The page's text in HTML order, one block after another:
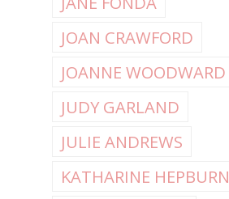
JOAN CRAWFORD
JOANNE WOODWARD
JUDY GARLAND
JULIE ANDREWS
KATHARINE HEPBURN